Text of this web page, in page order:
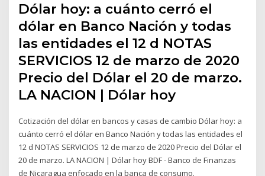
Dólar hoy: a cuánto cerró el
dólar en Banco Nación y todas
las entidades el 12 d NOTAS
SERVICIOS 12 de marzo de 2020
Precio del Dólar el 20 de marzo.
LA NACION | Dólar hoy
Cotización del dólar en bancos y casas de cambio Dólar hoy: a
cuánto cerró el dólar en Banco Nación y todas las entidades el
12 d NOTAS SERVICIOS 12 de marzo de 2020 Precio del Dólar el
20 de marzo. LA NACION | Dólar hoy BDF - Banco de Finanzas
de Nicaragua enfocado en la banca de consumo.